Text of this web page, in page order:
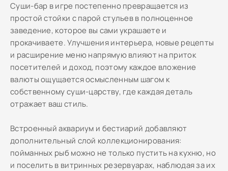
Суши-бар в игре постепенно превращается из
простой стойки с парой стульев в полноценное
заведение, которое вы сами украшаете и
прокачиваете. Улучшения интерьера, новые рецепты
и расширение меню напрямую влияют на приток
посетителей и доход, поэтому каждое вложение
валюты ощущается осмысленным шагом к
собственному суши-царству, где каждая деталь
отражает ваш стиль.
Встроенный аквариум и бестиарий добавляют
дополнительный слой коллекционирования:
пойманных рыб можно не только пустить на кухню, но
и поселить в витринных резервуарах, наблюдая за их